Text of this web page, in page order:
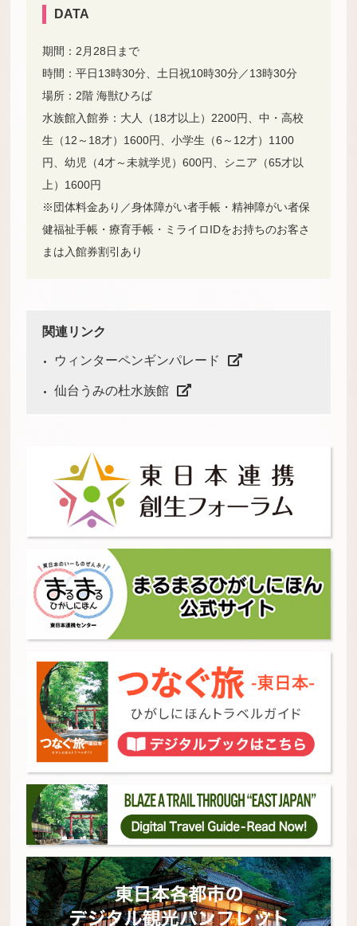
DATA
期間：2月28日まで
時間：平日13時30分、土日祝10時30分／13時30分
場所：2階 海獣ひろば
水族館入館券：大人（18才以上）2200円、中・高校
生（12～18才）1600円、小学生（6～12才）1100
円、幼児（4才～未就学児）600円、シニア（65才以
上）1600円
※団体料金あり／身体障がい者手帳・精神障がい者保
健福祉手帳・療育手帳・ミライロIDをお持ちのお客さ
まは入館券割引あり
関連リンク
ウィンターペンギンパレード
仙台うみの杜水族館